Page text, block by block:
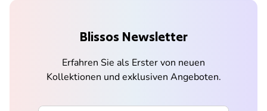
Blissos Newsletter
Erfahren Sie als Erster von neuen
Kollektionen und exklusiven Angeboten.